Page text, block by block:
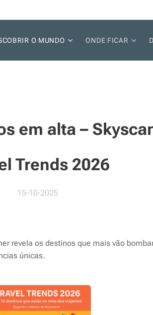
O MUNDO ONDE FICAR
em alta –
Trends 2026
15-10-2025
revela os destinos que mais vão
únicas.